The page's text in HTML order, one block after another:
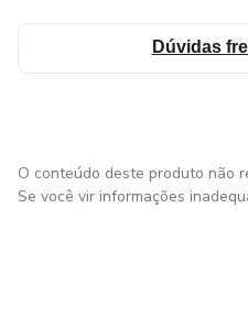
Dúvidas
O conteúdo deste produto não
Se você vir informações